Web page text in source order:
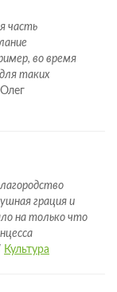
часть
во время
таких
грация и
на только что
Культура